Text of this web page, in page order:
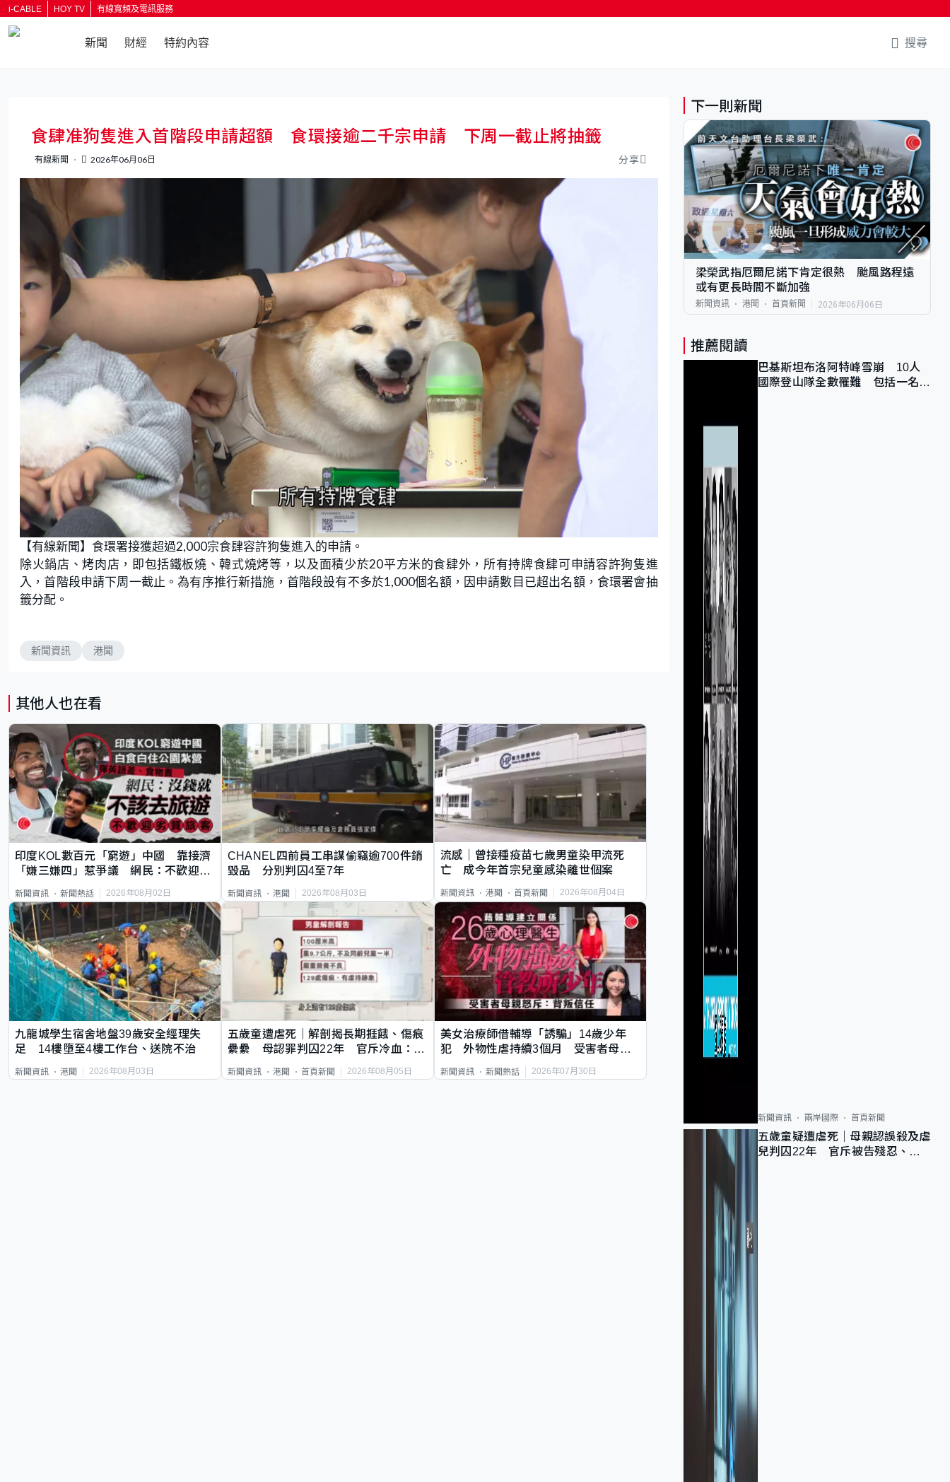
i-CABLE HOY TV 有線寬頻及電訊服務
新聞 財經 特約內容 搜尋
食肆准狗隻進入首階段申請超額 食環接逾二千宗申請 下周一截止將抽籤
有線新聞 2026年06月06日 分享
【有線新聞】食環署接獲超過2,000宗食肆容許狗隻進入的申請。
除火鍋店、烤肉店，即包括鐵板燒、韓式燒烤等，以及面積少於20平方米的食肆外，所有持牌食肆可申請容許狗隻進
入，首階段申請下周一截止。為有序推行新措施，首階段設有不多於1,000個名額，因申請數目已超出名額，食環署會抽
籤分配。
新聞資訊 港聞
其他人也在看
印度KOL數百元「窮遊」中國 靠接濟
「嫌三嫌四」惹爭議 網民：不歡迎劣
新聞資訊 新聞熱話 2026年08月02日
CHANEL四前員工串謀偷竊逾700件銷
毀品 分別判囚4至7年
新聞資訊 港聞 2026年08月03日
流感｜曾接種疫苗七歲男童染甲流死
亡 成今年首宗兒童感染離世個案
新聞資訊 港聞 首頁新聞 2026年08月04日
九龍城學生宿舍地盤39歲安全經理失
足 14樓墮至4樓工作台、送院不治
新聞資訊 港聞 2026年08月03日
五歲童遭虐死｜解剖揭長期捱餓、傷痕
纍纍 母認罪判囚22年 官斥冷血：同
新聞資訊 港聞 首頁新聞 2026年08月05日
美女治療師借輔導「誘騙」14歲少年
犯 外物性虐持續3個月 受害者母：
新聞資訊 新聞熱話 2026年07月30日
下一則新聞
梁榮武指厄爾尼諾下肯定很熱 颱風路程遠
或有更長時間不斷加強
新聞資訊 港聞 首頁新聞 2026年06月06日
推薦閱讀
巴基斯坦布洛阿特峰雪崩 10人
國際登山隊全數罹難 包括一名中
新聞資訊 兩岸國際 首頁新聞
五歲童疑遭虐死｜母親認誤殺及虐
兒判囚22年 官斥被告殘忍、同